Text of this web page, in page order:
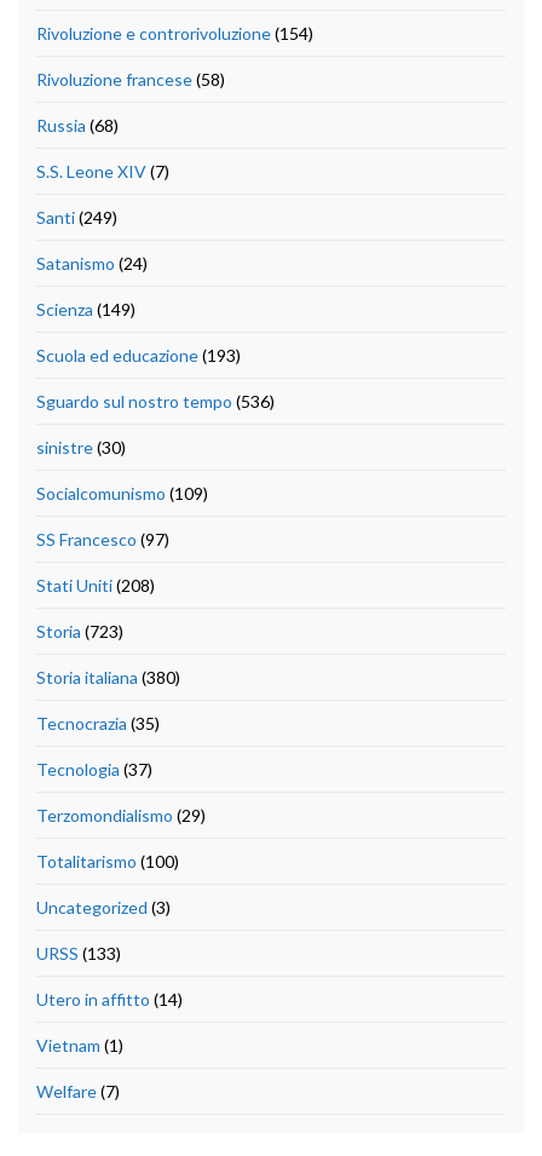
Rivoluzione e controrivoluzione(154)
Rivoluzione francese(58)
Russia (68)
S.S. Leone XIV(7)
Santi(249)
Satanismo (24)
Scienza (149)
Scuola ed educazione(193)
Sguardo sul nostro tempo (536)
sinistre(30)
Socialcomunismo (109)
SS Francesco (97)
Stati Uniti(208)
Storia (723)
Storia italiana (380)
Tecnocrazia (35)
Tecnologia (37)
Terzomondialismo (29)
Totalitarismo (100)
Uncategorized (3)
URSS (133)
Utero in affitto (14)
Vietnam (1)
Welfare(7)